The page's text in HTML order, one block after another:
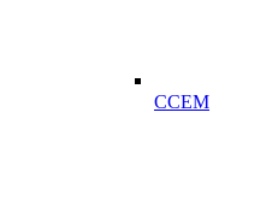
CCEM